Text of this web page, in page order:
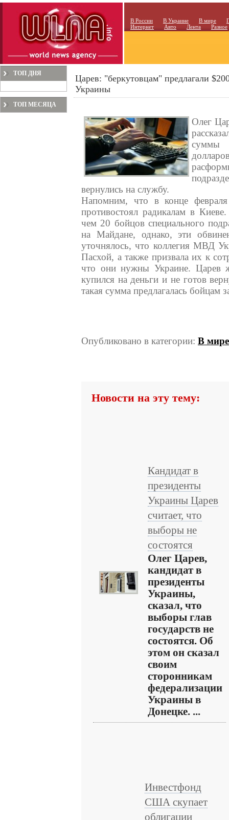
В России В Украине В мире
Интернет
Авто Лента Разное
ТОП ДНЯ
ТОП МЕСЯЦА
Царев: "беркутовцам" предлагали
Украины
Олег
суммы
вернулись на службу.
Напомним, что в конце
противостоял радикалам в
чем 20 бойцов специального
на Майдане, однако, эти
уточнялось, что коллегия МВД
Пасхой, а также призвала их к
что они нужны Украине. Царев
купился на деньги и не готов
такая сумма предлагалась бойцам
Опубликовано в категории: В мире
Новости на эту тему:
Кандидат в
президенты
Украины Царев
считает, что
выборы не
состоятся
Олег Царев,
кандидат в
президенты
Украины,
сказал, что
выборы глав
государств не
состоятся. Об
этом он сказал
своим
сторонникам
федерализации
Украины в
Донецке. ...
Инвестфонд
США скупает
облигации